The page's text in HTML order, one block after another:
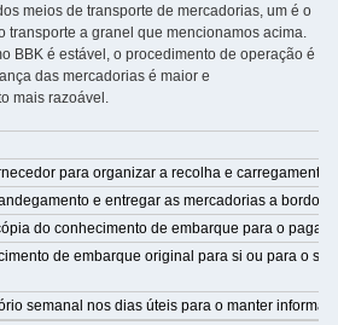
meios de transporte de mercadorias, um é o
transporte a granel que mencionamos acima.
BBK é estável, o procedimento de operação é
das mercadorias é maior e
mais razoável.
para organizar a recolha e carregamento.
e entregar as mercadorias a bordo
do conhecimento de embarque para o
de embarque original para si ou para o
semanal nos dias úteis para o manter